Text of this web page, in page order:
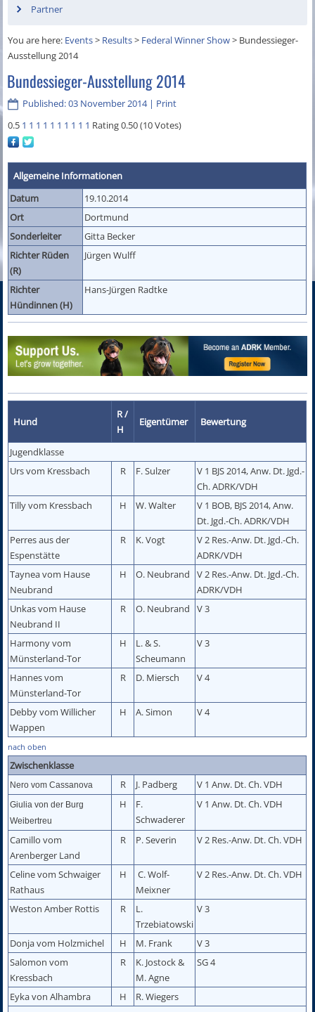
Partner
You are here: Events> Results> Federal Winner Show> Bundessieger-
Ausstellung 2014
Bundessieger-Ausstellung 2014
Published: 03 November 2014| Print
0.5 1 1 1 1 1 1 1 1 1 1 Rating 0.50 (10 Votes)
Allgemeine Informationen
Datum
19.10.2014
Ort
Dortmund
Sonderleiter
Gitta Becker
Richter Rüden
(R)
Jürgen Wulff
Richter
Hündinnen (H)
Hans-Jürgen Radtke
Hund
R /
H
Eigentümer Bewertung
Jugendklasse
Urs vom Kressbach
R F. Sulzer
V 1 BJS 2014, Anw. Dt. Jgd.-
Ch. ADRK/VDH
Tilly vom Kressbach
H W. Walter
V 1 BOB, BJS 2014, Anw.
Dt. Jgd.-Ch. ADRK/VDH
Perres aus der
Espenstätte
R K. Vogt
V 2 Res.-Anw. Dt. Jgd.-Ch.
ADRK/VDH
Taynea vom Hause
Neubrand
H O. Neubrand
V 2 Res.-Anw. Dt. Jgd.-Ch.
ADRK/VDH
Unkas vom Hause
Neubrand II
R O. Neubrand V 3
Harmony vom
Münsterland-Tor
H
L. & S.
Scheumann
V 3
Hannes vom
Münsterland-Tor
R D. Miersch V 4
Debby vom Willicher
Wappen
H A. Simon V 4
nach oben
Zwischenklasse
Nero vom Cassanova R J. Padberg V 1 Anw. Dt. Ch. VDH
Giulia von der Burg
Weibertreu
H
F.
Schwaderer
V 1 Anw. Dt. Ch. VDH
Camillo vom
Arenberger Land
R P. Severin V 2 Res.-Anw. Dt. Ch. VDH
Celine vom Schwaiger
Rathaus
H
C. Wolf-
Meixner
V 2 Res.-Anw. Dt. Ch. VDH
Weston Amber Rottis R
L.
Trzebiatowski
V 3
Donja vom Holzmichel H M. Frank
V 3
Salomon vom
Kressbach
R
K. Jostock &
M. Agne
SG 4
Eyka von Alhambra H
R. Wiegers